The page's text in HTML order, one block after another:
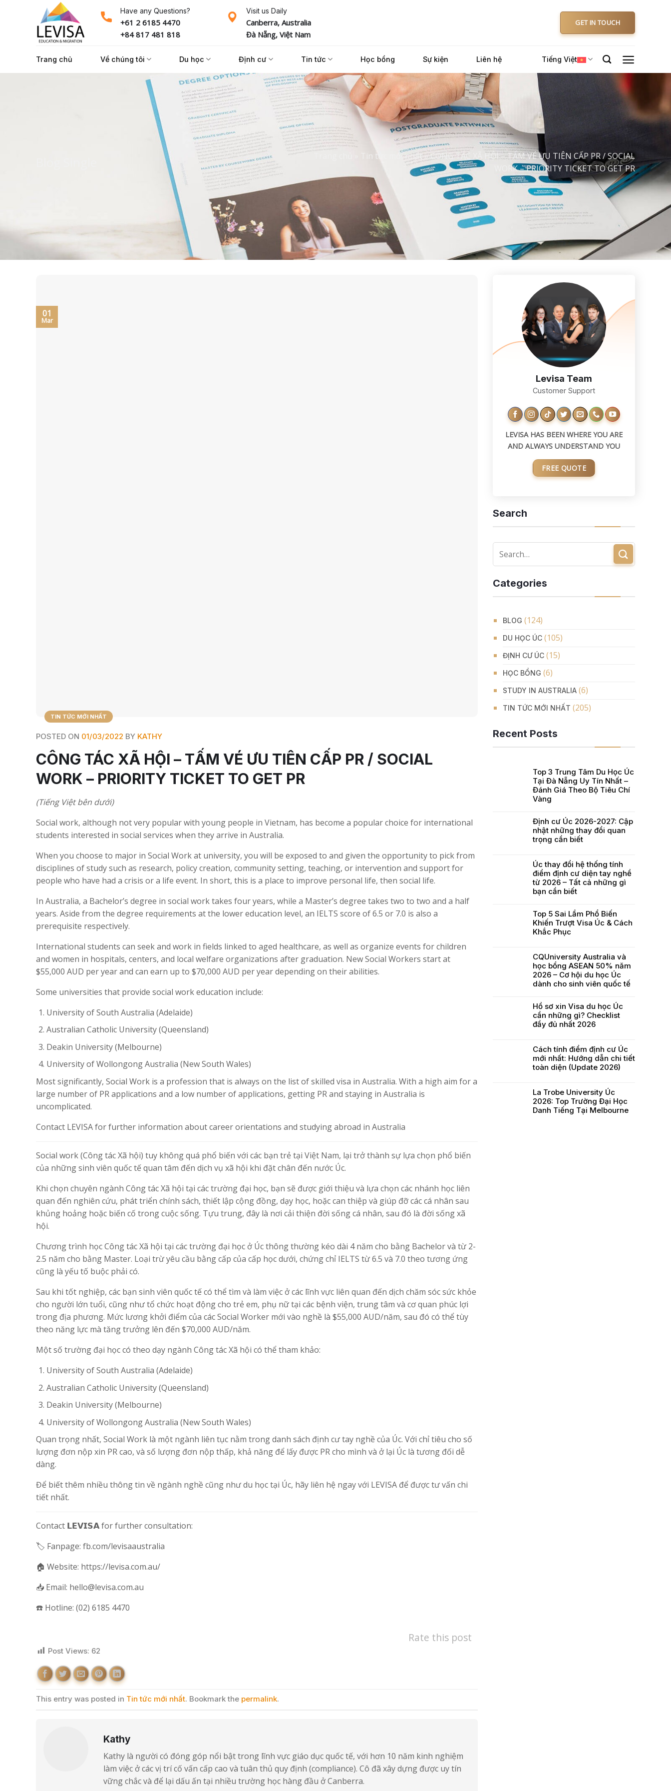
Have any Questions?
+61 2 6185 4470
+84 817 481 818
Visit us Daily
Canberra, Australia
Đà Nẵng, Việt Nam
GET IN TOUCH
Trang chủ Về chúng tôi Du học Định cư Tin tức Học bổng Sự kiện Liên hệ Tiếng Việt
Tin tức mới nhất»CÔNG TÁC XÃ HỘI – TẤM VÉ ƯU TIÊN CẤP PR / SOCIAL
WORK – PRIORITY TICKET TO GET PR
01
Mar
TIN TỨC MỚI NHẤT
POSTED ON 01/03/2022 BY KATHY
CÔNG TÁC XÃ HỘI – TẤM VÉ ƯU TIÊN CẤP PR / SOCIAL
WORK – PRIORITY TICKET TO GET PR
(Tiếng Việt bên dưới)
Social work, although not very popular with young people in Vietnam, has become a popular choice for international
students interested in social services when they arrive in Australia.
When you choose to major in Social Work at university, you will be exposed to and given the opportunity to pick from
disciplines of study such as research, policy creation, community setting, teaching, or intervention and support for
people who have had a crisis or a life event. In short, this is a place to improve personal life, then social life.
In Australia, a Bachelor’s degree in social work takes four years, while a Master’s degree takes two to two and a half
years. Aside from the degree requirements at the lower education level, an IELTS score of 6.5 or 7.0 is also a
prerequisite respectively.
International students can seek and work in fields linked to aged healthcare, as well as organize events for children
and women in hospitals, centers, and local welfare organizations after graduation. New Social Workers start at
$55,000 AUD per year and can earn up to $70,000 AUD per year depending on their abilities.
Some universities that provide social work education include:
University of South Australia (Adelaide)
Australian Catholic University (Queensland)
Deakin University (Melbourne)
University of Wollongong Australia (New South Wales)
Most significantly, Social Work is a profession that is always on the list of skilled visa in Australia. With a high aim for a
large number of PR applications and a low number of applications, getting PR and staying in Australia is
uncomplicated.
Contact LEVISA for further information about career orientations and studying abroad in Australia
Social work (Công tác Xã hội) tuy không quá phổ biến với các bạn trẻ tại Việt Nam, lại trở thành sự lựa chọn phổ biến
của những sinh viên quốc tế quan tâm đến dịch vụ xã hội khi đặt chân đến nước Úc.
Khi chọn chuyên ngành Công tác Xã hội tại các trường đại học, bạn sẽ được giới thiệu và lựa chọn các nhánh học liên
quan đến nghiên cứu, phát triển chính sách, thiết lập cộng đồng, dạy học, hoặc can thiệp và giúp đỡ các cá nhân sau
khủng hoảng hoặc biến cố trong cuộc sống. Tựu trung, đây là nơi cải thiện đời sống cá nhân, sau đó là đời sống xã
hội.
Chương trình học Công tác Xã hội tại các trường đại học ở Úc thông thường kéo dài 4 năm cho bằng Bachelor và từ 2-
2.5 năm cho bằng Master. Loại trừ yêu cầu bằng cấp của cấp học dưới, chứng chỉ IELTS từ 6.5 và 7.0 theo tương ứng
cũng là yếu tố buộc phải có.
Sau khi tốt nghiệp, các bạn sinh viên quốc tế có thể tìm và làm việc ở các lĩnh vực liên quan đến dịch chăm sóc sức khỏe
cho người lớn tuổi, cũng như tổ chức hoạt động cho trẻ em, phụ nữ tại các bệnh viện, trung tâm và cơ quan phúc lợi
trong địa phương. Mức lương khởi điểm của các Social Worker mới vào nghề là $55,000 AUD/năm, sau đó có thể tùy
theo năng lực mà tăng trưởng lên đến $70,000 AUD/năm.
Một số trường đại học có theo dạy ngành Công tác Xã hội có thể tham khảo:
University of South Australia (Adelaide)
Australian Catholic University (Queensland)
Deakin University (Melbourne)
University of Wollongong Australia (New South Wales)
Quan trọng nhất, Social Work là một ngành liên tục nằm trong danh sách định cư tay nghề của Úc. Với chỉ tiêu cho số
lượng đơn nộp xin PR cao, và số lượng đơn nộp thấp, khả năng để lấy được PR cho mình và ở lại Úc là tương đối dễ
dàng.
Để biết thêm nhiều thông tin về ngành nghề cũng như du học tại Úc, hãy liên hệ ngay với LEVISA để được tư vấn chi
tiết nhất.
Contact 𝗟𝗘𝗩𝗜𝗦𝗔 for further consultation:
🏷 Fanpage: fb.com/levisaaustralia
🏠 Website: https://levisa.com.au/
📥 Email: hello@levisa.com.au
☎️ Hotline: (02) 6185 4470
Rate this post
Post Views: 62
This entry was posted in Tin tức mới nhất. Bookmark the permalink.
Kathy
Kathy là người có đóng góp nổi bật trong lĩnh vực giáo dục quốc tế, với hơn 10 năm kinh nghiệm
làm việc ở các vị trí cố vấn cấp cao và tuân thủ quy định (compliance). Cô đã xây dựng được uy tín
vững chắc và để lại dấu ấn tại nhiều trường học hàng đầu ở Canberra.
Levisa Team
Customer Support
LEVISA HAS BEEN WHERE YOU ARE
AND ALWAYS UNDERSTAND YOU
FREE QUOTE
Search
Categories
BLOG (124)
DU HỌC ÚC (105)
ĐỊNH CƯ ÚC (15)
HỌC BỔNG (6)
STUDY IN AUSTRALIA (6)
TIN TỨC MỚI NHẤT (205)
Recent Posts
Top 3 Trung Tâm Du Học Úc
Tại Đà Nẵng Uy Tín Nhất –
Đánh Giá Theo Bộ Tiêu Chí
Vàng
Định cư Úc 2026-2027: Cập
nhật những thay đổi quan
trọng cần biết
Úc thay đổi hệ thống tính
điểm định cư diện tay nghề
từ 2026 – Tất cả những gì
bạn cần biết
Top 5 Sai Lầm Phổ Biến
Khiến Trượt Visa Úc & Cách
Khắc Phục
CQUniversity Australia và
học bổng ASEAN 50% năm
2026 – Cơ hội du học Úc
dành cho sinh viên quốc tế
Hồ sơ xin Visa du học Úc
cần những gì? Checklist
đầy đủ nhất 2026
Cách tính điểm định cư Úc
mới nhất: Hướng dẫn chi tiết
toàn diện (Update 2026)
La Trobe University Úc
2026: Top Trường Đại Học
Danh Tiếng Tại Melbourne